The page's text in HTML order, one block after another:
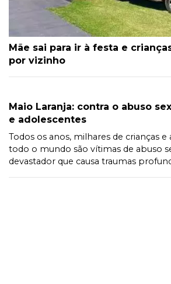
Mãe sai para ir à festa e
por vizinho
Maio Laranja: contra o abuso
e adolescentes
Todos os anos, milhares de crianças
todo o mundo são vítimas de abuso
devastador que causa traumas